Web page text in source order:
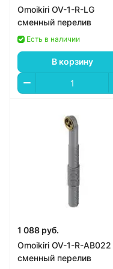
Omoikiri OV-1-R-LG
сменный перелив
Есть в наличии
В корзину
1 088 руб.
Omoikiri OV-1-R-AB022
сменный перелив